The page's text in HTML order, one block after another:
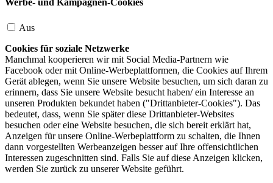
Werbe- und Kampagnen-Cookies
Aus
Cookies für soziale Netzwerke
Manchmal kooperieren wir mit Social Media-Partnern wie
Facebook oder mit Online-Werbeplattformen, die Cookies auf Ihrem
Gerät ablegen, wenn Sie unsere Website besuchen, um sich daran zu
erinnern, dass Sie unsere Website besucht haben/ ein Interesse an
unseren Produkten bekundet haben ("Drittanbieter-Cookies"). Das
bedeutet, dass, wenn Sie später diese Drittanbieter-Websites
besuchen oder eine Website besuchen, die sich bereit erklärt hat,
Anzeigen für unsere Online-Werbeplattform zu schalten, die Ihnen
dann vorgestellten Werbeanzeigen besser auf Ihre offensichtlichen
Interessen zugeschnitten sind. Falls Sie auf diese Anzeigen klicken,
werden Sie zurück zu unserer Website geführt.